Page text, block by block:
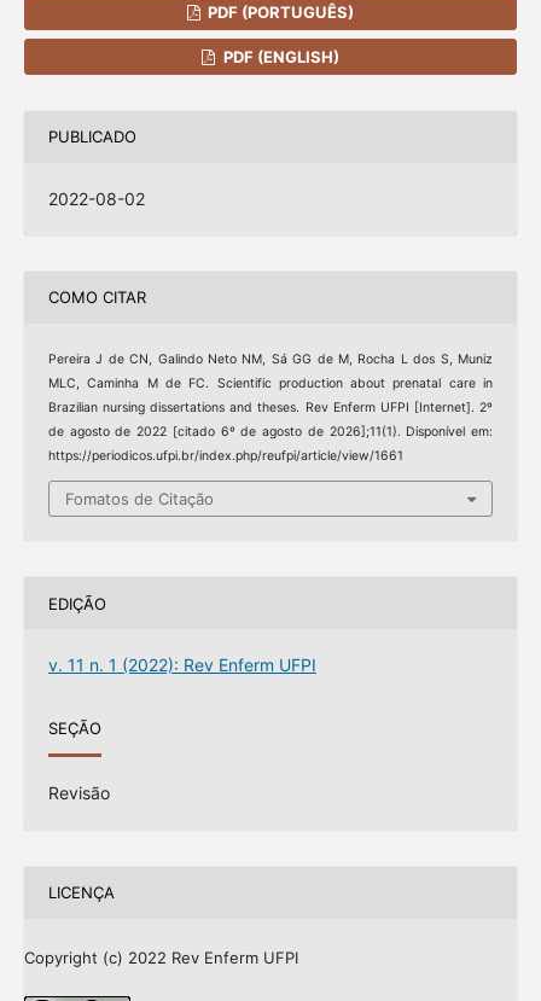
PDF (PORTUGUÊS)
PDF (ENGLISH)
PUBLICADO
2022-08-02
COMO CITAR
Pereira J de CN, Galindo Neto NM, Sá GG de M, Rocha L dos S, Muniz
MLC, Caminha M de FC. Scientific production about prenatal care in
Brazilian nursing dissertations and theses. Rev Enferm UFPI [Internet]. 2º
de agosto de 2022 [citado 6º de agosto de 2026];11(1). Disponível em:
https://periodicos.ufpi.br/index.php/reufpi/article/view/1661
Fomatos de Citação
EDIÇÃO
v. 11 n. 1 (2022): Rev Enferm UFPI
SEÇÃO
Revisão
LICENÇA
Copyright (c) 2022 Rev Enferm UFPI